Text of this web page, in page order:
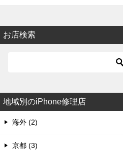
お店検索
地域別のiPhone修理店
海外 (2)
京都 (3)